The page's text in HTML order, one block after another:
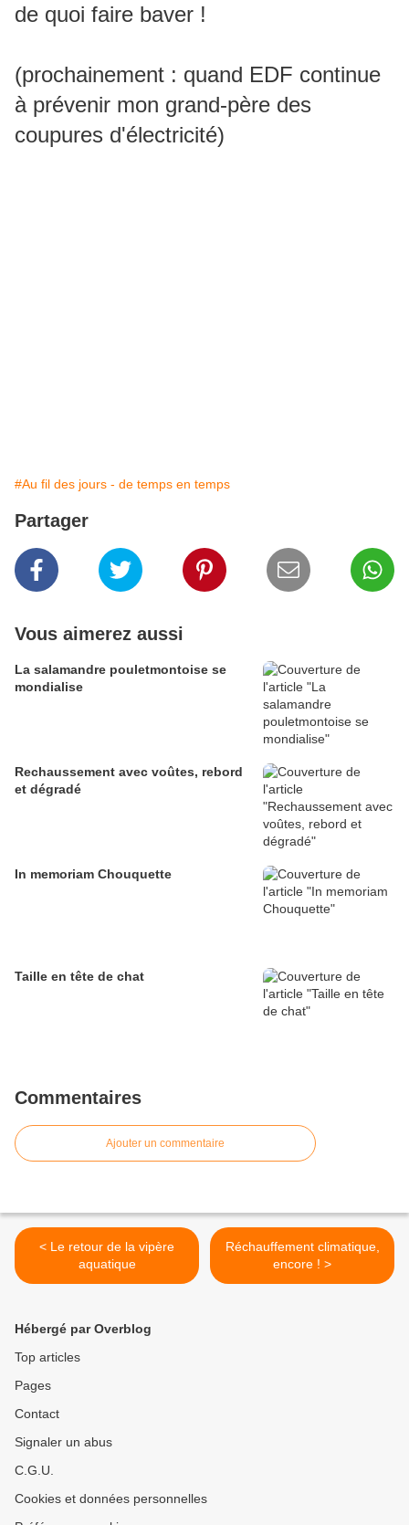
de quoi faire baver !
(prochainement : quand EDF continue
à prévenir mon grand-père des
coupures d'électricité)
#Au fil des jours - de temps en temps
Partager
Vous aimerez aussi
La salamandre pouletmontoise se
mondialise
Rechaussement avec voûtes, rebord
et dégradé
In memoriam Chouquette
Taille en tête de chat
Commentaires
Ajouter un commentaire
< Le retour de la vipère
aquatique
Réchauffement climatique,
encore ! >
Hébergé par Overblog
Top articles
Pages
Contact
Signaler un abus
C.G.U.
Cookies et données personnelles